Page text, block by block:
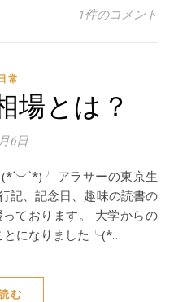
1件のコメント
常
場とは？
6日
記、記念日、趣味の読書の
ております。 大学からの
とになりました╰(*…
む